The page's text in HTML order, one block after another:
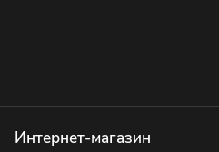
Интернет-магазин